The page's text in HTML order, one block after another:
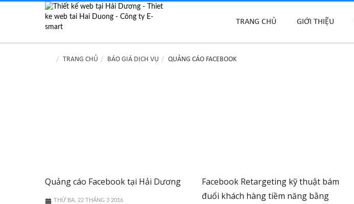
TRANG CHỦ GIỚI THIỆU
TRANG CHỦ BÁO GIÁ DỊCH VỤ QUẢNG CÁO FACEBOOK
Quảng cáo Facebook tại Hải Dương
THỨ BA, 22 THÁNG 3 2016
Facebook Retargeting kỹ thuật bám
đuổi khách hàng tiềm năng bằng